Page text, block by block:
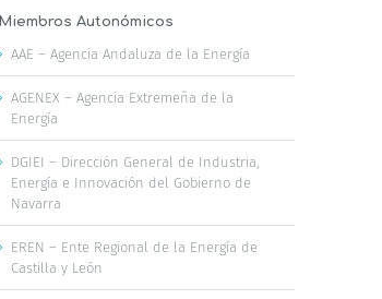
Miembros Autonómicos
AAE – Agencia Andaluza de la Energía
AGENEX – Agencia Extremeña de la
Energía
DGIEI – Dirección General de Industria,
Energía e Innovación del Gobierno de
Navarra
EREN – Ente Regional de la Energía de
Castilla y León